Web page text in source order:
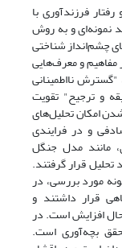
فرزندآوری با
مدل‌های خطی و غیرخطی در ۱۹۰۰ واحد نمونه‌ای و به روش
چشم‌انداز شناختی
مفاهیم و معرف‌هایی
نااطمینانی
و ترجیح" تقویت
امکان تحلیل‌های
و در فرایندی
مانند مدل جنگل
و مورد تحلیل قرار گرفتند.
افراد در نمونه مورد بررسی، در
قرار داشتند و
افزایش است. در
بچه‌آوری است.